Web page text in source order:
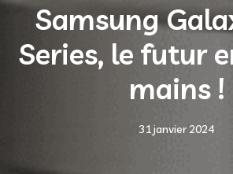
Samsung
Series, le futur
mains !
31 janvier 2024